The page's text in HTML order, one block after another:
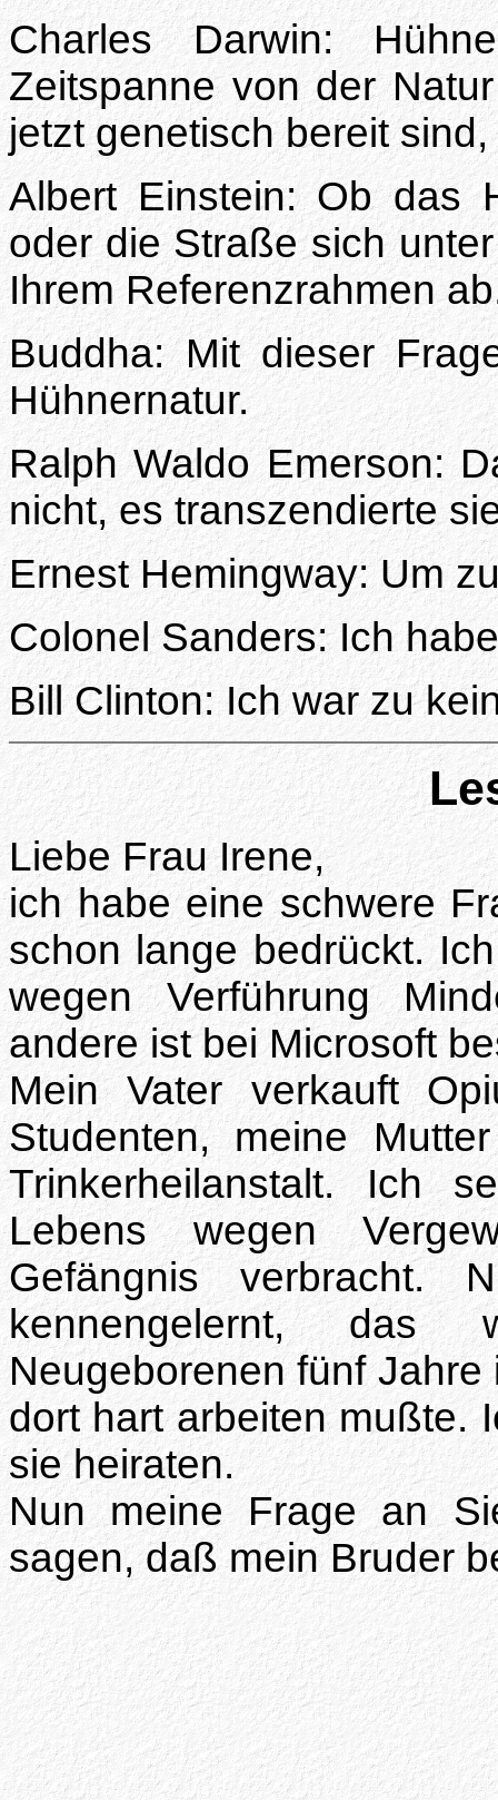
Charles Darwin:
Zeitspanne von der
jetzt genetisch bereit
Albert Einstein: Ob das
oder die Straße sich
Ihrem Referenzrahmen
Buddha: Mit dieser
Hühnernatur.
Ralph Waldo Emerson:
nicht, es transzendierte
Ernest Hemingway: Um
Colonel Sanders: Ich
Bill Clinton: Ich war zu
Liebe Frau Irene,
ich habe eine schwere
schon lange bedrückt.
wegen Verführung
andere ist bei Microsoft
Mein Vater verkauft
Studenten, meine
Trinkerheilanstalt. Ich
Lebens wegen
Gefängnis verbracht.
kennengelernt, das
Neugeborenen fünf
dort hart arbeiten mußte.
sie heiraten.
Nun meine Frage an
sagen, daß mein Bruder